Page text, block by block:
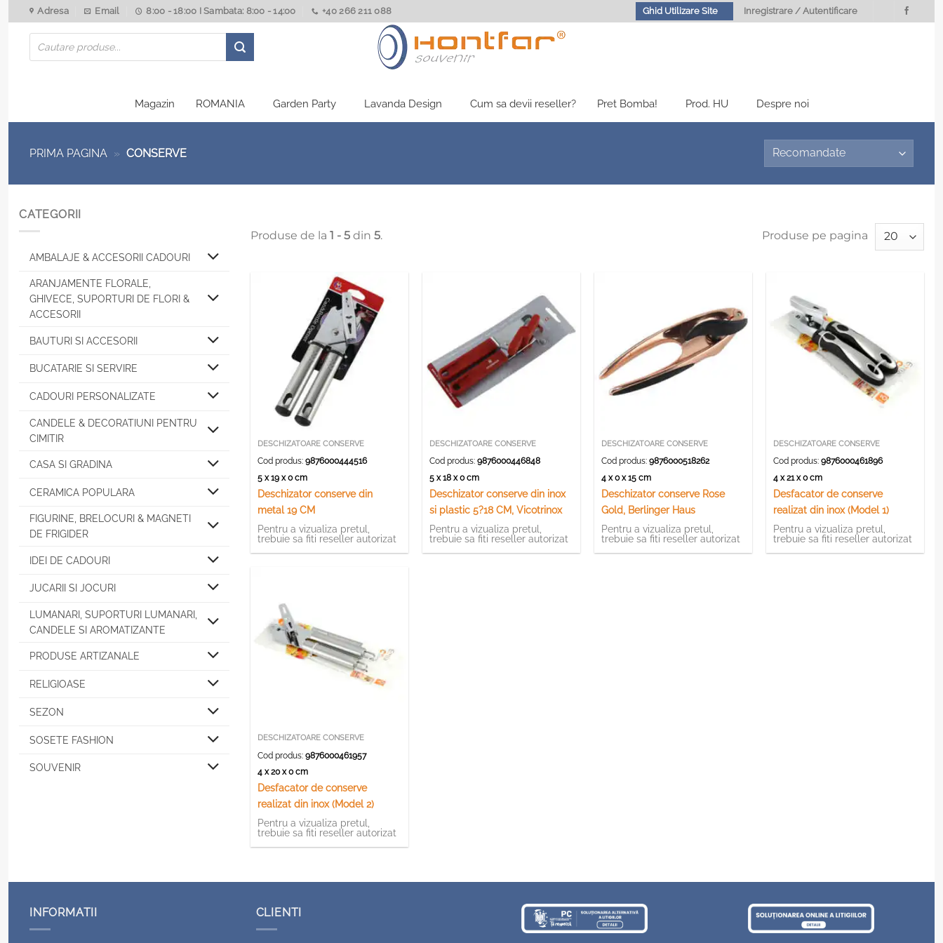
to
content
Adresa Email 8:00 - 18:00 I Sambata: 8:00 - 14:00 +40 266 211 088 Ghid Utilizare Site Inregistrare / Autentificare
Products
search
Magazin ROMANIA Garden Party Lavanda Design Cum sa devii reseller? Pret Bomba! Prod. HU Despre noi
PRIMA PAGINA » CONSERVE
CATEGORII
AMBALAJE & ACCESORII CADOURI
ARANJAMENTE FLORALE,
GHIVECE, SUPORTURI DE FLORI &
ACCESORII
BAUTURI SI ACCESORII
BUCATARIE SI SERVIRE
CADOURI PERSONALIZATE
CANDELE & DECORATIUNI PENTRU
CIMITIR
CASA SI GRADINA
CERAMICA POPULARA
FIGURINE, BRELOCURI & MAGNETI
DE FRIGIDER
IDEI DE CADOURI
JUCARII SI JOCURI
LUMANARI, SUPORTURI LUMANARI,
CANDELE SI AROMATIZANTE
PRODUSE ARTIZANALE
RELIGIOASE
SEZON
SOSETE FASHION
SOUVENIR
Produse de la 1 - 5 din 5. Produse pe pagina
DESCHIZATOARE CONSERVE
Cod produs:9876000444516
5 x 19 x 0 cm
Deschizator conserve din
metal 19 CM
Pentru a vizualiza pretul,
trebuie sa fiti reseller autorizat
DESCHIZATOARE CONSERVE
Cod produs:9876000446848
5 x 18 x 0 cm
Deschizator conserve din inox
si plastic 5?18 CM, Vicotrinox
Pentru a vizualiza pretul,
trebuie sa fiti reseller autorizat
DESCHIZATOARE CONSERVE
Cod produs:9876000518262
4 x 0 x 15 cm
Deschizator conserve Rose
Gold, Berlinger Haus
Pentru a vizualiza pretul,
trebuie sa fiti reseller autorizat
DESCHIZATOARE CONSERVE
Cod produs:9876000461896
4 x 21 x 0 cm
Desfacator de conserve
realizat din inox (Model 1)
Pentru a vizualiza pretul,
trebuie sa fiti reseller autorizat
DESCHIZATOARE CONSERVE
Cod produs:9876000461957
4 x 20 x 0 cm
Desfacator de conserve
realizat din inox (Model 2)
Pentru a vizualiza pretul,
trebuie sa fiti reseller autorizat
INFORMATII CLIENTI